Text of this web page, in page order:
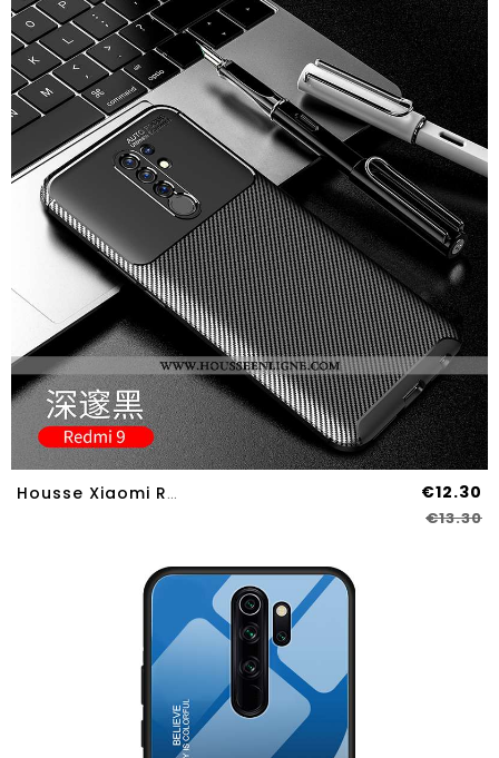
Housse Xiaomi Redmi 9 Protection Délavé En Daim Incassable Fibre Téléphone Portable Petit Coque Noir €12.30
€13.30